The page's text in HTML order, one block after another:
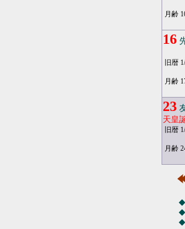
月齢
16
旧暦
月齢
23
天皇
旧暦
月齢
◆
◆
◆